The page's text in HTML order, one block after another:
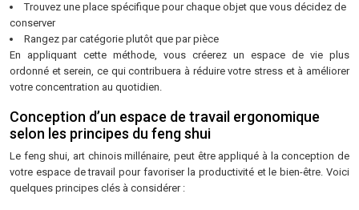
Trouvez une place spécifique pour chaque objet que vous décidez de
conserver
Rangez par catégorie plutôt que par pièce
En appliquant cette méthode, vous créerez un espace de vie plus
ordonné et serein, ce qui contribuera à réduire votre stress et à améliorer
votre concentration au quotidien.
Conception d’un espace de travail ergonomique
selon les principes du feng shui
Le feng shui, art chinois millénaire, peut être appliqué à la conception de
votre espace de travail pour favoriser la productivité et le bien-être. Voici
quelques principes clés à considérer :